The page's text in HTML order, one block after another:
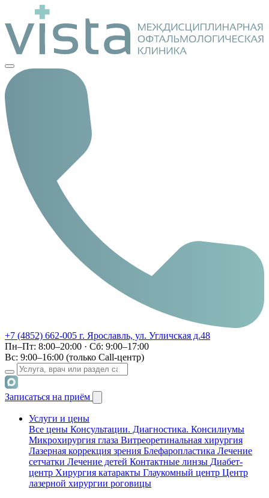
+7 (4852) 662-005 г. Ярославль, ул. Угличская д.48
Пн–Пт: 8:00–20:00 · Сб: 9:00–17:00
Вс: 9:00–16:00 (только Call-центр)
Записаться на приём
Услуги и цены
Все цены Консультации. Диагностика. Консилиумы
Микрохирургия глаза Витреоретинальная хирургия
Лазерная коррекция зрения Блефаропластика Лечение
сетчатки Лечение детей Контактные линзы Диабет-
центр Хирургия катаракты Глаукомный центр Центр
лазерной хирургии роговицы